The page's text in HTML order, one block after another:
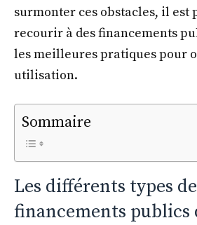
surmonter ces obstacles, il est
recourir à des financements
les meilleures pratiques pour
utilisation.
Sommaire
Les différents types de
financements publics